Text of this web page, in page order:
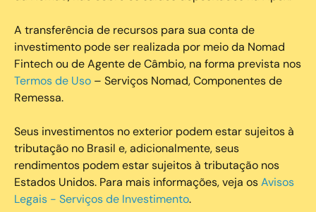
A transferência de recursos para sua conta de
investimento pode ser realizada por meio da Nomad
Fintech ou de Agente de Câmbio, na forma prevista nos
Termos de Uso – Serviços Nomad, Componentes de
Remessa.
Seus investimentos no exterior podem estar sujeitos à
tributação no Brasil e, adicionalmente, seus
rendimentos podem estar sujeitos à tributação nos
Estados Unidos. Para mais informações, veja osAvisos
Legais - Serviços de Investimento.